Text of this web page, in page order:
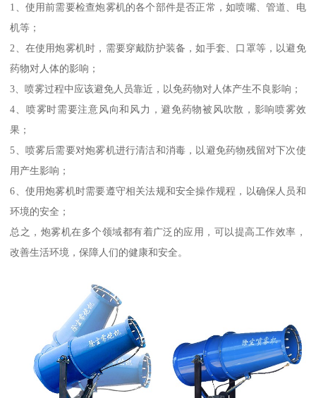
1、使用前需要检查炮雾机的各个部件是否正常，如喷嘴、管道、电
机等；
2、在使用炮雾机时，需要穿戴防护装备，如手套、口罩等，以避免
药物对人体的影响；
3、喷雾过程中应该避免人员靠近，以免药物对人体产生不良影响；
4、喷雾时需要注意风向和风力，避免药物被风吹散，影响喷雾效
果；
5、喷雾后需要对炮雾机进行清洁和消毒，以避免药物残留对下次使
用产生影响；
6、使用炮雾机时需要遵守相关法规和安全操作规程，以确保人员和
环境的安全；
总之，炮雾机在多个领域都有着广泛的应用，可以提高工作效率，
改善生活环境，保障人们的健康和安全。